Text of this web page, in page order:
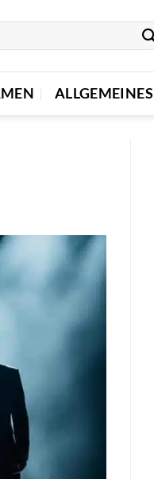
ALLGEMEINES